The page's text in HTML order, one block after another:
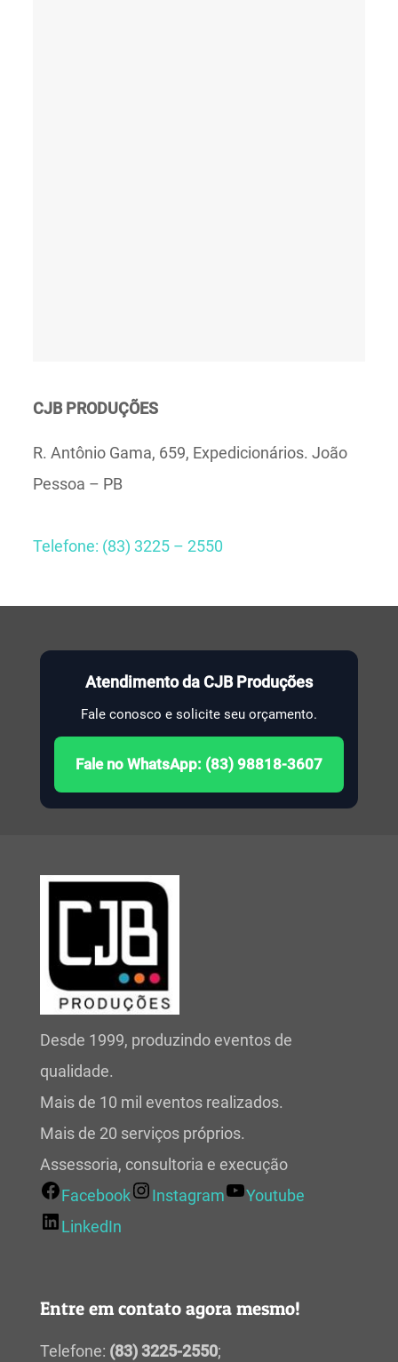
CJB PRODUÇÕES
R. Antônio Gama, 659, Expedicionários. João
Pessoa – PB
Telefone: (83) 3225 – 2550
Atendimento da CJB Produções
Fale conosco e solicite seu orçamento.
Fale no WhatsApp: (83) 98818-3607
Desde 1999, produzindo eventos de
qualidade.
Mais de 10 mil eventos realizados.
Mais de 20 serviços próprios.
Assessoria, consultoria e execução
Facebook
Instagram
Youtube
LinkedIn
Entre em contato agora mesmo!
Telefone: (83) 3225-2550;